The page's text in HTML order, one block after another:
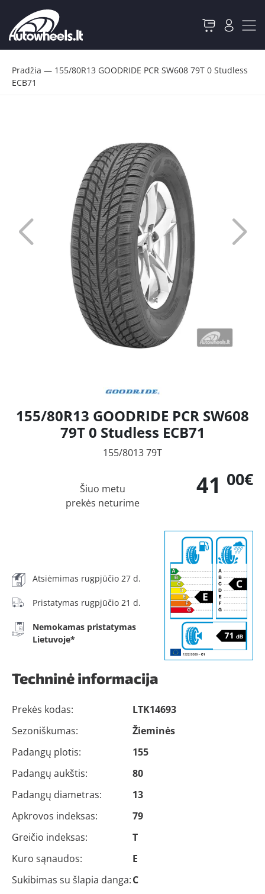
Pradžia — 155/80R13 GOODRIDE PCR SW608 79T 0 Studless
ECB71
155/80R13 GOODRIDE PCR SW608
79T 0 Studless ECB71
155/8013 79T
41 00€
Šiuo metu
prekės neturime
Atsiėmimas rugpjūčio 27 d.
Pristatymas rugpjūčio 21 d.
Nemokamas pristatymas
Lietuvoje*
Techninė informacija
Prekės kodas:
LTK14693
Sezoniškumas:
Žieminės
Padangų plotis:
155
Padangų aukštis:
80
Padangų diametras:
13
Apkrovos indeksas:
79
Greičio indeksas:
T
Kuro sąnaudos:
E
Sukibimas su šlapia danga:C